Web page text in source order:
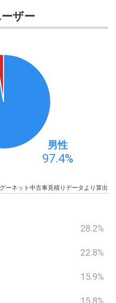
ザー
男性
97.4%
ーネット中古車見積りデータより算出
28.2%
22.8%
15.9%